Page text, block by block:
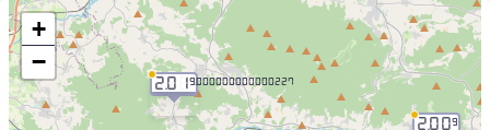
2.009
2.019.000000000000227
+
−